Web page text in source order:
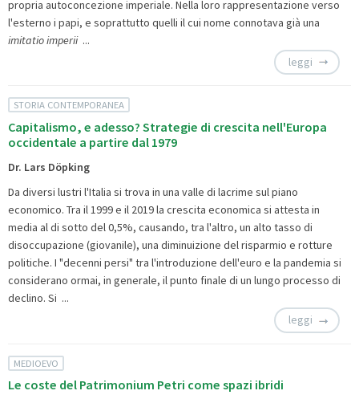
propria autoconcezione imperiale. Nella loro rappresentazione verso
l'esterno i papi, e soprattutto quelli il cui nome connotava già una
imitatio imperii...
leggi
STORIA CONTEMPORANEA
Capitalismo, e adesso? Strategie di crescita nell'Europa
occidentale a partire dal 1979
Dr. Lars Döpking
Da diversi lustri l'Italia si trova in una valle di lacrime sul piano
economico. Tra il 1999 e il 2019 la crescita economica si attesta in
media al di sotto del 0,5%, causando, tra l'altro, un alto tasso di
disoccupazione (giovanile), una diminuizione del risparmio e rotture
politiche. I "decenni persi" tra l'introduzione dell'euro e la pandemia si
considerano ormai, in generale, il punto finale di un lungo processo di
declino. Si ...
leggi
MEDIOEVO
Le coste del Patrimonium Petri come spazi ibridi